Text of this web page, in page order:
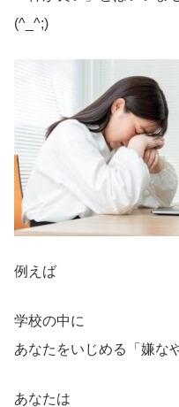
(^_^;)
例えば
学校の中に
あなたをいじめる「嫌な
あなたは